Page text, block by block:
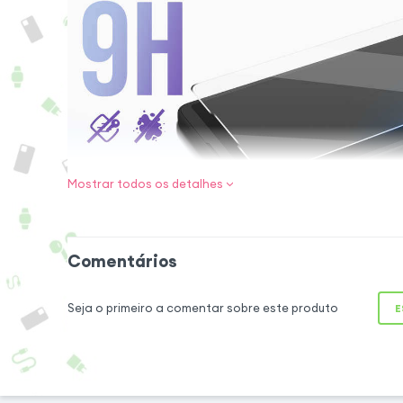
película de
uma protecção
Mostrar todos os detalhes
Comentários
Seja o primeiro a comentar sobre este produto